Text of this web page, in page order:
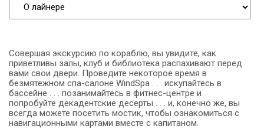
Совершая экскурсию по кораблю, вы увидите, как
приветливы залы, клуб и библиотека распахивают перед
вами свои двери. Проведите некоторое время в
безмятежном спа-салоне WindSpa . . . искупайтесь в
бассейне . . . позанимайтесь в фитнес-центре и
попробуйте декадентские десерты . . . и, конечно же, вы
всегда можете посетить мостик, чтобы ознакомиться с
навигационными картами вместе с капитаном.